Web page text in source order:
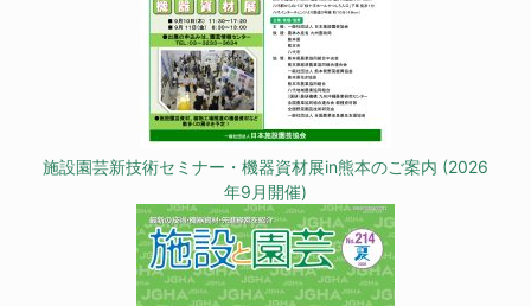
施設園芸新技術セミナー・機器資材展in熊本のご案内 (2026
年9月開催)